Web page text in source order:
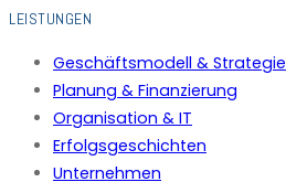
LEISTUNGEN
Geschäftsmodell & Strategie
Planung & Finanzierung
Organisation & IT
Erfolgsgeschichten
Unternehmen